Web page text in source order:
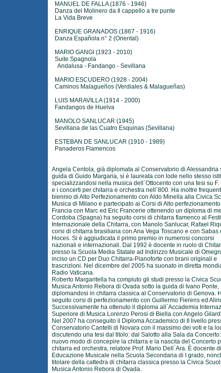
MANUEL DE FALLA (1876 - 1946)
Danza del Molinero da Il cappello a tre punte
La Vida Breve
ENRIQUE GRANADOS (1867 - 1916)
Danza Española n° 2 (Oriental)
MARIO GANGI (1923 - 2010)
Suite Spagnola
Andalusa - Fandango - Sevillana
MARIO ESCUDERO (1928 - 2004)
Caminos Malagueños (Verdiales & Malagueñas)
LUIS MARAVILLA (1914 - 2000)
Fandangos de Huelva
MANOLO SANLUCAR (1945)
Sevillana de las Cuatro Esquinas (Sevillana)
ESTEBAN DE SANLUCAR (1910 - 1989)
Panaderos Flamencos
Angela Centola, già diplomata al Conservatorio di Alessandria
guida di Guido Margaria, si è laureata con lode nello stesso
specializzandosi nella musica dell`Ottocento con una tesi su F.
e i concerti per chitarra e orchestra nell`800. Ha inoltre
biennio di Alto Perfezionamento con Aldo Minella alla Civica
Musica di Milano e partecipato ai Corsi di Alto
Francia con Marc ed Eric Francerie ottenendo un diploma di
Cordoba (Spagna) ha seguito corsi di chitarra flamenco al
Internazionale della Chitarra, con Manolo Sanlucar, Rafael
corsi di chitarra brasiliana con Ana Vega Toscano e con Sabas
Hoces. Si è aggiudicata il primo premio in numerosi concorsi
nazionali e internazionali. Dal 1992 è docente in ruolo di
presso la Scuola Media Statale ad Indirizzo Musicale di
inciso un CD per Duo Chitarra-Pianoforte con brani originali e
trascrizioni. Nel dicembre del 2005 ha suonato in diretta
Radio Vaticana.
Roberto Margaritella ha compiuto gli studi presso la Civica
Musica Antonio Rebora di Ovada sotto la guida di Ivano Ponte,
diplomandosi in chitarra classica al Conservatorio di Genova.
seguito corsi di perfezionamento con Guillermo Fierens ed
Successivamente ha ottenuto il diploma all`Accademia
Superiore di Musica Lorenzo Perosi di Biella con Angelo
Nel 2007 ha conseguito il Diploma Accademico di II livello
Conservatorio Cantelli di Novara con il massimo dei voti e la
discutendo una tesi dal titolo: dal Salotto alla Sala da
nuovo modo di concepire la chitarra e la nascita del Concerto
chitarra ed orchestra, relatore Prof. Mario Dell`Ara. È docente di
Educazione Musicale nella Scuola Secondaria di I grado,
titolare della cattedra di chitarra classica presso la Civica
Musica Antonio Rebora di Ovada.